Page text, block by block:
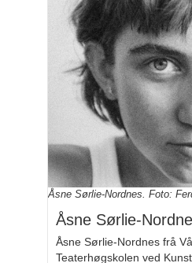
Åsne Sørlie-Nordnes. Foto:
Åsne Sørlie-
Åsne Sørlie-Nordnes frå
Teaterhøgskolen ved